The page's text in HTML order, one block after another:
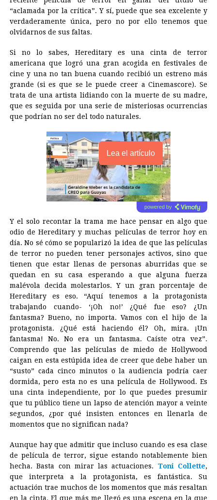
“aclamada por la crítica”. Y sí, puede que sea excelente y
verdaderamente única, pero no por ello tenemos que
olvidarnos de sus faltas.
Si no lo sabes, Hereditary es una cinta de terror
americana que logró una gran acogida en festivales de
cine y una no tan buena cuando recibió un estreno más
grande (si es que se le puede creer a Cinemascore). Se
trata de una artista lidiando con la muerte de su madre,
que es seguida por una serie de misteriosas ocurrencias
que podrían no ser del todo naturales.
Lea el artículo
powered by
Y el solo recontar la trama me hace pensar en algo que
odio de Hereditary y muchas películas de terror hoy en
día. No sé cómo se popularizó la idea de que las películas
de terror no pueden tener personajes activos, sino que
tienen que estar llenas de personas aburridas que se
quedan en su casa esperando a que alguna fuerza
malévola decida molestarlos. Y un gran porcentaje de
Hereditary es eso. “Aquí tenemos a la protagonista
trabajando cuando- ‘¡Oh no!’ ¿Qué fue eso? ¿Un
fantasma? Bueno, no importa. Vamos con el hijo de la
protagonista. ¿Qué está haciendo él? Oh, mira. ¡Un
fantasma! No. No era un fantasma. Caíste otra vez”.
Comprendo que las películas de miedo de Hollywood
caigan en esta estúpida idea de creer que debe haber un
“susto” cada cinco minutos o la audiencia podría caer
dormida, pero esta no es una película de Hollywood. Es
una cinta independiente, por lo que puedes presumir
que tu público tiene un lapso de atención mayor a veinte
segundos, ¿por qué insisten entonces en llenarla de
momentos que no significan nada?
Aunque hay que admitir que incluso cuando es esa clase
de película de terror, sigue estando notablemente bien
hecha. Basta con mirar las actuaciones. Toni Collette,
que interpreta a la protagonista, es fantástica. Su
actuación trae muchos de los momentos que más resaltan
en la cinta. El que más me llegó es una escena en la que